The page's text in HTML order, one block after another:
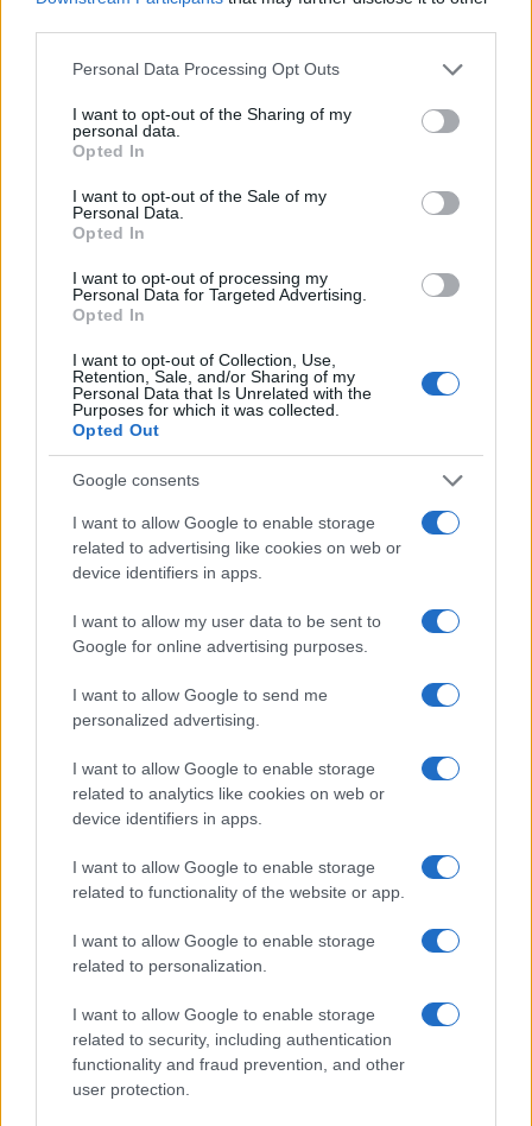
Please note that this website/app uses one or more Google
not limited to your visit or usage behaviour. You may click to
grant or deny consent to Google and its third-party tags to
use your data for below specified purposes in below Google
consent section.
Personal Data Processing Opt Outs
I want to opt-out of the Sharing of my
personal data.
Opted In
I want to opt-out of the Sale of my
Personal Data.
Opted In
I want to opt-out of processing my
Personal Data for Targeted Advertising.
Opted In
I want to opt-out of Collection, Use,
Retention, Sale, and/or Sharing of my
Personal Data that Is Unrelated with the
Purposes for which it was collected.
Opted Out
Google consents
I want to allow Google to enable storage
related to advertising like cookies on web or
device identifiers in apps.
I want to allow my user data to be sent to
Google for online advertising purposes.
I want to allow Google to send me
personalized advertising.
I want to allow Google to enable storage
related to analytics like cookies on web or
device identifiers in apps.
I want to allow Google to enable storage
related to functionality of the website or app.
I want to allow Google to enable storage
related to personalization.
I want to allow Google to enable storage
related to security, including authentication
functionality and fraud prevention, and other
user protection.
μαθητών/τριών που φοιτούν ήδη σε ολοήμερο και ο
αριθμός των λειτουργούντων ολοήμερων τμημάτων.
Δείτε αναλυτικά τα σχολεία στη
Fuel Pass 3: Αυξημένη η ΝΕΑ επιδότηση –
Πότε «κλειδώνουν» τα ποσά
Παγώνη για άνοιγμα σχολείων: Τι είπε για
μάσκα στα σχολεία
Το «καλάθι» της ΔΕΘ: Τι θα ανακοινωθεί για
μισθούς και συντάξεις – Έρχεται ΝΕΟ έκτακτο